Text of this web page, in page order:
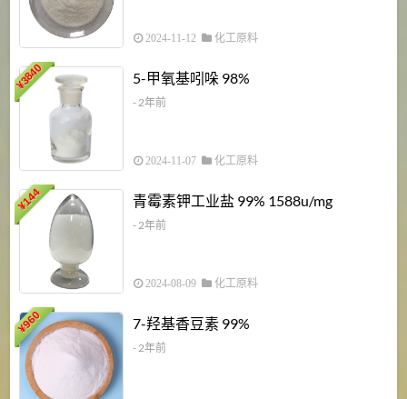
2024-11-12 化工原料
¥
3840 5-甲氧基吲哚 98%
- 2年前
2024-11-07 化工原料
¥
144 青霉素钾工业盐 99% 1588u/mg
- 2年前
2024-08-09 化工原料
¥
960 7-羟基香豆素 99%
- 2年前